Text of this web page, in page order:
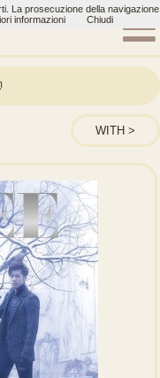
in NISSAN STADIUM
WITH
La prosecuzione della navigazione
informazioni Chiudi